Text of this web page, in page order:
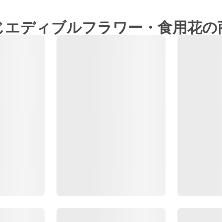
エディブルフラワー・食用花の